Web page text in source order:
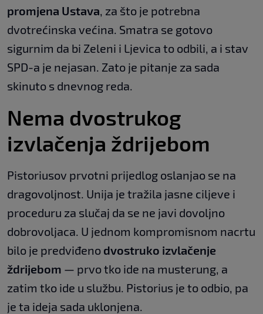
promjena Ustava, za što je potrebna
dvotrećinska većina. Smatra se gotovo
sigurnim da bi Zeleni i Ljevica to odbili, a i stav
SPD-a je nejasan. Zato je pitanje za sada
skinuto s dnevnog reda.
Nema dvostrukog
izvlačenja ždrijebom
Pistoriusov prvotni prijedlog oslanjao se na
dragovoljnost. Unija je tražila jasne ciljeve i
proceduru za slučaj da se ne javi dovoljno
dobrovoljaca. U jednom kompromisnom nacrtu
bilo je predviđeno dvostruko izvlačenje
ždrijebom — prvo tko ide na musterung, a
zatim tko ide u službu. Pistorius je to odbio, pa
je ta ideja sada uklonjena.